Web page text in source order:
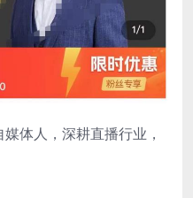
体人，深耕直播行业，